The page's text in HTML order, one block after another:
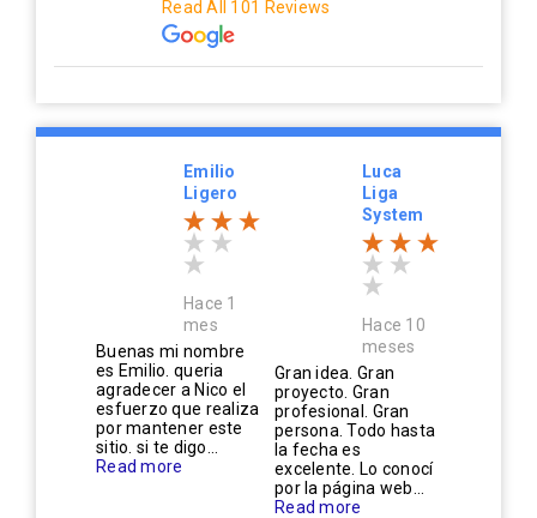
Read All 101 Reviews
Emilio
Ligero
Hace 1
mes
Buenas mi nombre
es Emilio. queria
agradecer a Nico el
esfuerzo que realiza
por mantener este
sitio. si te digo...
Read more
Luca
Liga
System
Hace 10
meses
Gran idea. Gran
proyecto. Gran
profesional. Gran
persona. Todo hasta
la fecha es
excelente. Lo conocí
por la página web...
Read more